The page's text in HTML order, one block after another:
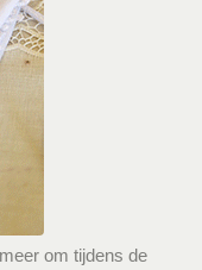
om tijdens de